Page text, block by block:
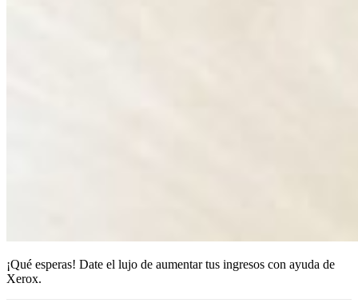
¡Qué esperas! Date el lujo de aumentar tus ingresos con ayuda de
Xerox.